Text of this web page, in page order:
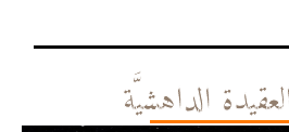
الداهشيَّة